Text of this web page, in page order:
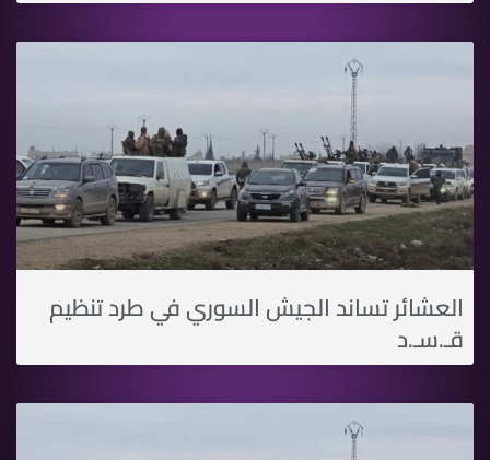
العشائر تساند الجيش السوري في طرد تنظيم
قـ.سـ.د